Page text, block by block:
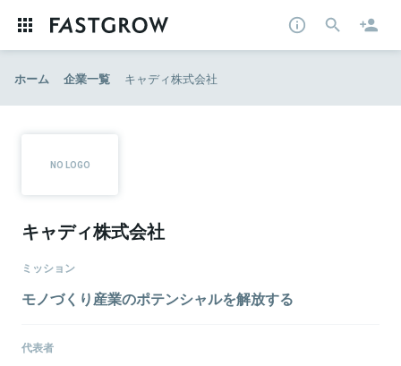
ホーム 企業一覧 キャディ株式会社
キャディ株式会社
ミッション
モノづくり産業のポテンシャルを解放する
代表者